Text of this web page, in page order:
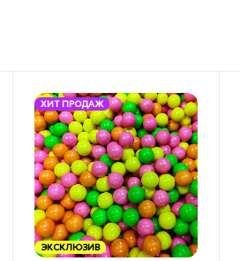
ХИТ ПРОДАЖ
ЭКСКЛЮЗИВ